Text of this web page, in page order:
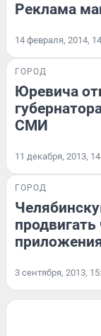
Реклама
14 февраля, 2014,
ГОРОД
Юревича
СМИ
11 декабря, 2013,
ГОРОД
3 сентября, 2013,